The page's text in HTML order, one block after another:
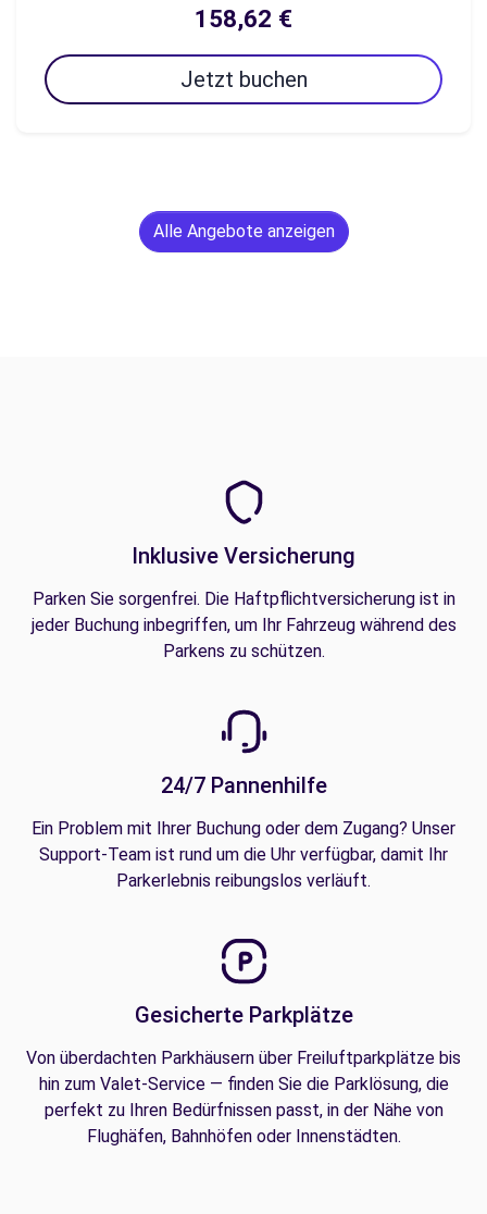
158,62 €
Jetzt buchen
Alle Angebote anzeigen
Inklusive Versicherung
Parken Sie sorgenfrei. Die Haftpflichtversicherung ist in
jeder Buchung inbegriffen, um Ihr Fahrzeug während des
Parkens zu schützen.
24/7 Pannenhilfe
Ein Problem mit Ihrer Buchung oder dem Zugang? Unser
Support-Team ist rund um die Uhr verfügbar, damit Ihr
Parkerlebnis reibungslos verläuft.
Gesicherte Parkplätze
Von überdachten Parkhäusern über Freiluftparkplätze bis
hin zum Valet-Service — finden Sie die Parklösung, die
perfekt zu Ihren Bedürfnissen passt, in der Nähe von
Flughäfen, Bahnhöfen oder Innenstädten.